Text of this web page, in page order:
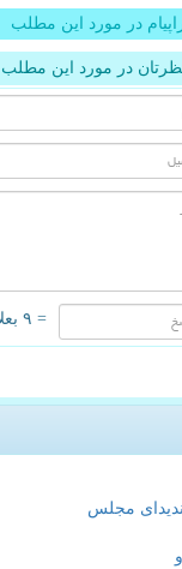
در مورد این مطلب
در مورد این مطلب
= ۹ بعلاوه ۵
مجلس